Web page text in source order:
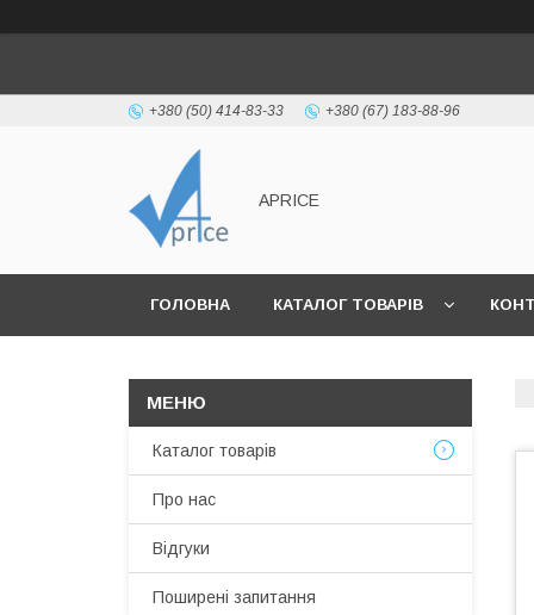
+380 (50) 414-83-33 +380 (67) 183-88-96
APRICE
ГОЛОВНА КАТАЛОГ ТОВАРІВ
Каталог товарів
Про нас
Відгуки
Поширені запитання